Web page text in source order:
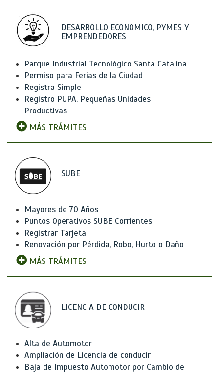
DESARROLLO ECONOMICO, PYMES Y
EMPRENDEDORES
Parque Industrial Tecnológico Santa Catalina
Permiso para Ferias de la Ciudad
Registra Simple
Registro PUPA. Pequeñas Unidades
Productivas
MÁS TRÁMITES
SUBE
Mayores de 70 Años
Puntos Operativos SUBE Corrientes
Registrar Tarjeta
Renovación por Pérdida, Robo, Hurto o Daño
MÁS TRÁMITES
LICENCIA DE CONDUCIR
Alta de Automotor
Ampliación de Licencia de conducir
Baja de Impuesto Automotor por Cambio de